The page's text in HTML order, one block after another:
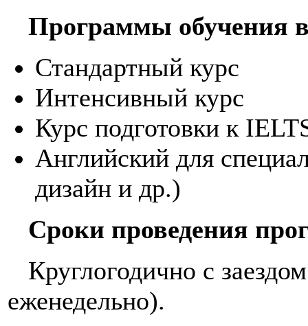
Программы обучения
Стандартный курс
Интенсивный курс
Курс подготовки к
Английский для
дизайн и др.)
Сроки проведения
Круглогодично с
еженедельно).